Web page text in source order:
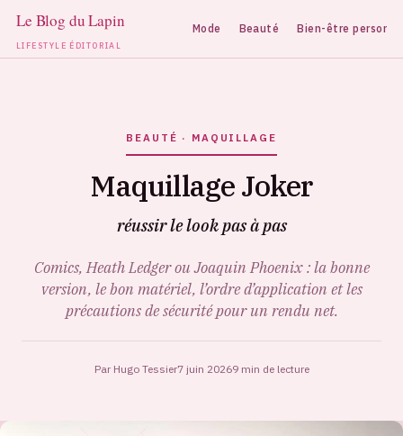
LIFESTYLE ÉDITORIAL
Mode Beauté Bien-être
BEAUTÉ · MAQUILLAGE
Maquillage Joker
réussir le look pas à pas
Comics, Heath Ledger ou Joaquin Phoenix : la bonne
version, le bon matériel, l’ordre d’application et les
précautions de sécurité pour un rendu net.
Par Hugo Tessier7 juin 20269 min de lecture